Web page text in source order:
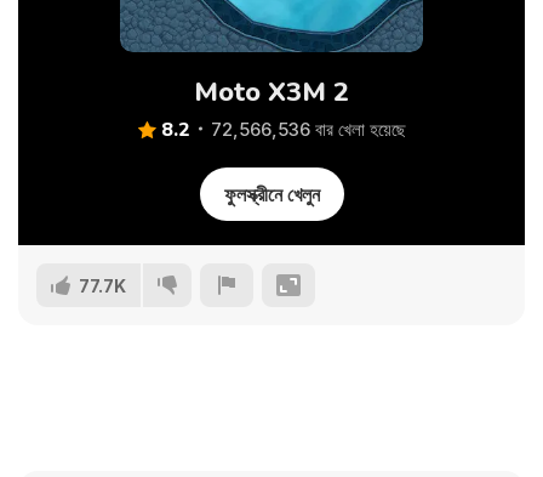
Moto X3M 2
8.2 72,566,536 বার খেলা হয়েছে
ফুলস্ক্রীনে খেলুন
77.7K